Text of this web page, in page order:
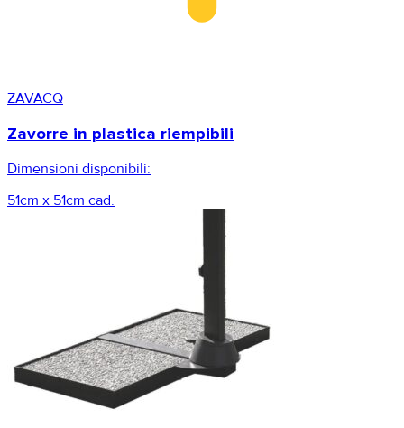
ZAVACQ
Zavorre in plastica riempibili
Dimensioni disponibili:
51cm x 51cm cad.